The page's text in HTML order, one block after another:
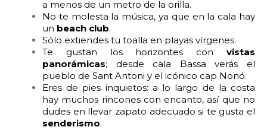
a menos de un metro de la orilla.
No te molesta la música, ya que en la cala hay
un beach club.
Sólo extiendes tu toalla en playas vírgenes.
Te gustan los horizontes con vistas
panorámicas; desde cala Bassa verás el
pueblo de Sant Antoni y el icónico cap Nonó.
Eres de pies inquietos: a lo largo de la costa
hay muchos rincones con encanto, así que no
dudes en llevar zapato adecuado si te gusta el
senderismo.